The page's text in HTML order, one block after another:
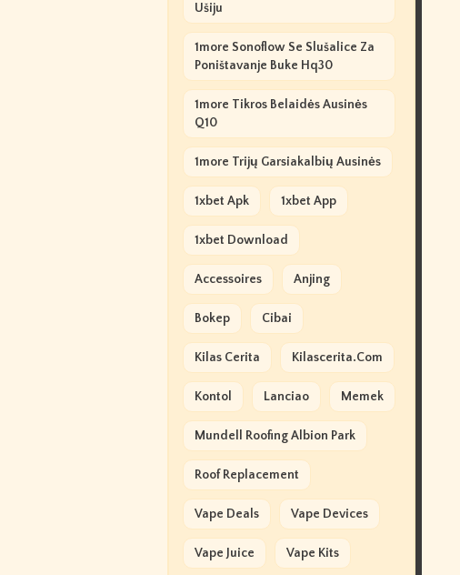
Ušiju
1more Sonoflow Se Slušalice Za
Poništavanje Buke Hq30
1more Tikros Belaidės Ausinės
Q10
1more Trijų Garsiakalbių Ausinės
1xbet Apk 1xbet App
1xbet Download
Accessoires Anjing
Bokep Cibai
Kilas Cerita Kilascerita.com
Kontol Lanciao Memek
Mundell Roofing Albion Park
Roof Replacement
Vape Deals Vape Devices
Vape Juice Vape Kits